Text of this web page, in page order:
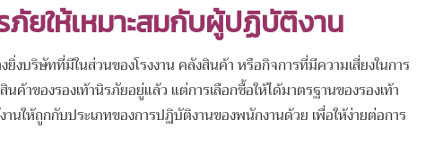
ภัยให้เหมาะสมกับผู้ปฏิบัติงาน
ริษัทที่มีในส่วนของโรงงาน คลังสินค้า หรือกิจการที่มีความเสี่ยงในการ
ค้าของรองเท้านิรภัยอยู่แล้ว แต่การเลือกซื้อให้ได้มาตรฐานของรองเท้า
นให้ถูกกับประเภทของการปฏิบัติงานของพนักงานด้วย เพื่อให้ง่ายต่อการ